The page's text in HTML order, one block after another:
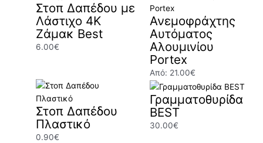
Στοπ Δαπέδου με
Λάστιχο 4Κ
Ζάμακ Best
6.00€
Ανεμοφράχτης
Αυτόματος
Αλουμινίου
Portex
Από: 21.00€
Στοπ Δαπέδου
Πλαστικό
0.90€
Γραμματοθυρίδα
BEST
30.00€